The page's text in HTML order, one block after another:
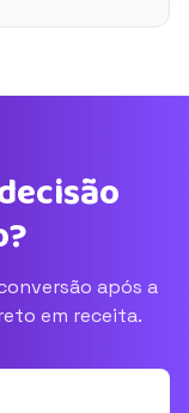
após a
em receita.